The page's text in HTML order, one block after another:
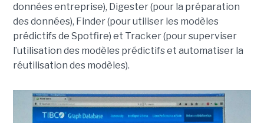
données entreprise), Digester (pour la préparation
des données), Finder (pour utiliser les modèles
prédictifs de Spotfire) et Tracker (pour superviser
l’utilisation des modèles prédictifs et automatiser la
réutilisation des modèles).